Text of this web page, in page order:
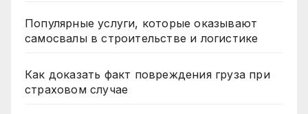
Популярные услуги, которые оказывают
самосвалы в строительстве и логистике
Как доказать факт повреждения груза при
страховом случае